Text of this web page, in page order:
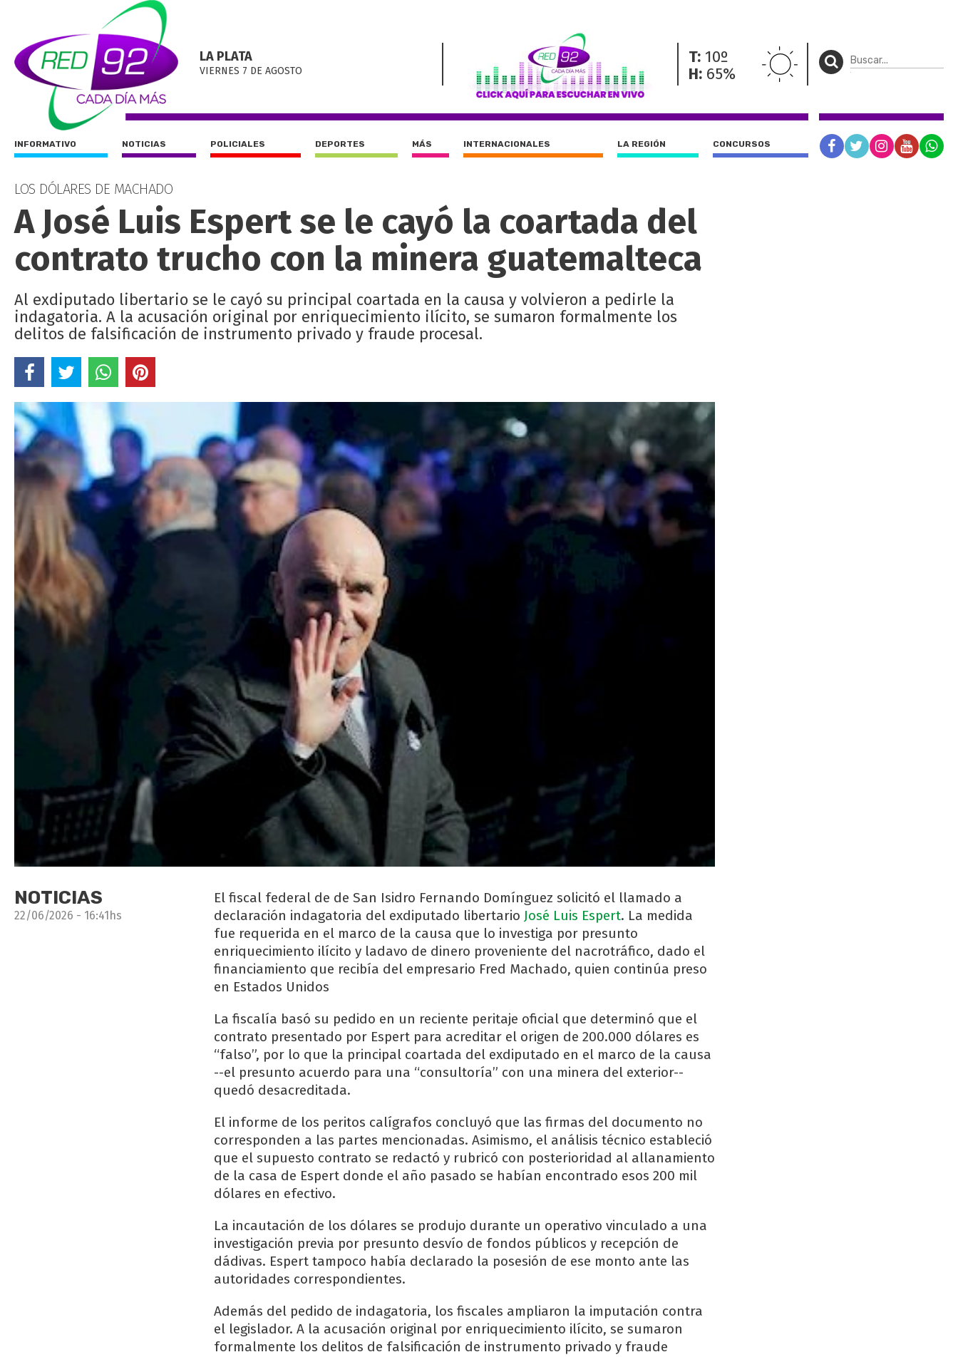
LA PLATA
VIERNES 7 DE AGOSTO
T: 10º
H: 65%
INFORMATIVO NOTICIAS POLICIALES DEPORTES MÁS INTERNACIONALES LA REGIÓN CONCURSOS
LOS DÓLARES DE MACHADO
A José Luis Espert se le cayó la coartada del
contrato trucho con la minera guatemalteca
Al exdiputado libertario se le cayó su principal coartada en la causa y volvieron a pedirle la
indagatoria. A la acusación original por enriquecimiento ilícito, se sumaron formalmente los
delitos de falsificación de instrumento privado y fraude procesal.
NOTICIAS
22/06/2026 - 16:41hs
El fiscal federal de de San Isidro Fernando Domínguez solicitó el llamado a
declaración indagatoria del exdiputado libertario José Luis Espert. La medida
fue requerida en el marco de la causa que lo investiga por presunto
enriquecimiento ilícito y ladavo de dinero proveniente del nacrotráfico, dado el
financiamiento que recibía del empresario Fred Machado, quien continúa preso
en Estados Unidos
La fiscalía basó su pedido en un reciente peritaje oficial que determinó que el
contrato presentado por Espert para acreditar el origen de 200.000 dólares es
“falso”, por lo que la principal coartada del exdiputado en el marco de la causa
--el presunto acuerdo para una “consultoría” con una minera del exterior--
quedó desacreditada.
El informe de los peritos calígrafos concluyó que las firmas del documento no
corresponden a las partes mencionadas. Asimismo, el análisis técnico estableció
que el supuesto contrato se redactó y rubricó con posterioridad al allanamiento
de la casa de Espert donde el año pasado se habían encontrado esos 200 mil
dólares en efectivo.
La incautación de los dólares se produjo durante un operativo vinculado a una
investigación previa por presunto desvío de fondos públicos y recepción de
dádivas. Espert tampoco había declarado la posesión de ese monto ante las
autoridades correspondientes.
Además del pedido de indagatoria, los fiscales ampliaron la imputación contra
el legislador. A la acusación original por enriquecimiento ilícito, se sumaron
formalmente los delitos de falsificación de instrumento privado y fraude